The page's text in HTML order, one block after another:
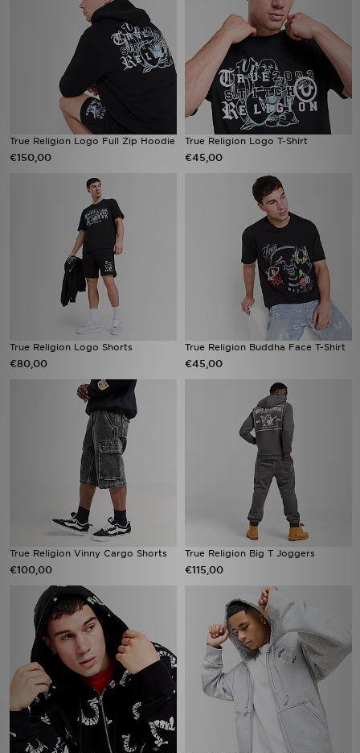
True Religion Logo Full Zip Hoodie
€150,00
True Religion Logo T-Shirt
€45,00
True Religion Logo Shorts
€80,00
True Religion Buddha Face T-Shirt
€45,00
True Religion Vinny Cargo Shorts
€100,00
True Religion Big T Joggers
€115,00